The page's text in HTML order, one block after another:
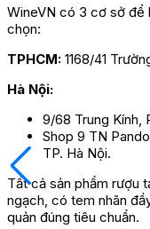
WineVN có 3 cơ sở để
chọn:
TPHCM: 1168/41
Hà Nội:
9/68 Trung Kính,
Shop 9 TN
TP. Hà Nội.
Tất cả sản phẩm rượu
ngạch, có tem nhãn
quản đúng tiêu chuẩn.